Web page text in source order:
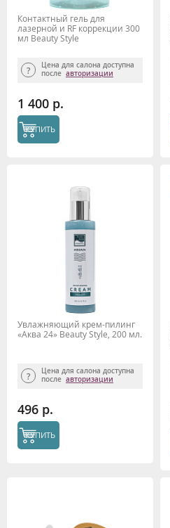
Контактный гель для
лазерной и RF коррекции 300
мл Beauty Style
Цена для салона доступна
после авторизации
1 400 р.
КУПИТЬ
Увлажняющий крем-пилинг
«Аква 24» Beauty Style, 200 мл.
Цена для салона доступна
после авторизации
496 р.
КУПИТЬ